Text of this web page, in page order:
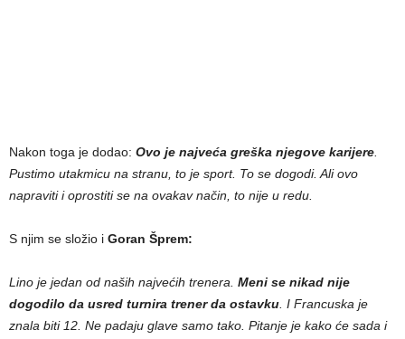
Nakon toga je dodao: Ovo je najveća greška njegove karijere
Pustimo utakmicu na stranu, to je sport. To se dogodi. Ali ovo
napraviti i oprostiti se na ovakav način, to nije u redu.
S njim se složio i Goran Šprem:
Lino je jedan od naših najvećih trenera. Meni se nikad nije
dogodilo da usred turnira trener da ostavku . I Francuska je
znala biti 12. Ne padaju glave samo tako. Pitanje je kako će sada i